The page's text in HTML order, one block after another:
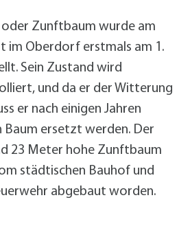
Zunftbaum wurde am
im Oberdorf erstmals am 1.
Sein Zustand wird
und da er der Witterung
er nach einigen Jahren
Baum ersetzt werden. Der
23 Meter hohe Zunftbaum
städtischen Bauhof und
abgebaut worden.